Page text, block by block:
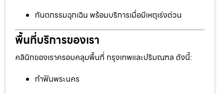
ทันตกรรมฉุกเฉิน พร้อมบริการเมื่อมีเหตุเร่งด่วน
พื้นที่บริการของเรา
คลินิกของเราครอบคลุมพื้นที่ กรุงเทพและปริมณฑล ดังนี้:
ทำฟันพระนคร